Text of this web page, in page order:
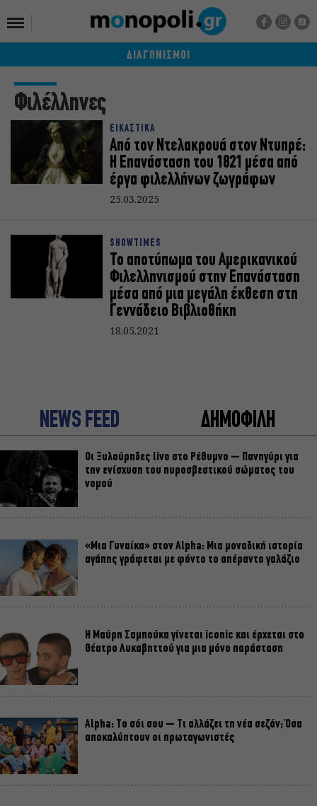
ΔΙΑΓΩΝΙΣΜΟΙ
Φιλέλληνες
ΕΙΚΑΣΤΙΚΑ
Από τον Ντελακρουά στον Ντυπρέ:
Η Επανάσταση του 1821 μέσα από
έργα φιλελλήνων ζωγράφων
25.03.2025
SHOWTIMES
Το αποτύπωμα του Αμερικανικού
Φιλελληνισμού στην Επανάσταση
μέσα από μια μεγάλη έκθεση στη
Γεννάδειο Βιβλιοθήκη
18.05.2021
NEWS FEED ΔΗΜΟΦΙΛΗ
Οι Ξυλούρηδες live στο Ρέθυμνο – Πανηγύρι για
την ενίσχυση του πυροσβεστικού σώματος του
νομού
«Μια Γυναίκα» στον Alpha: Μια μοναδική ιστορία
αγάπης γράφεται με φόντο το απέραντο γαλάζιο
Η Μαύρη Σαμπούκα γίνεται iconic και έρχεται στο
Θέατρο Λυκαβηττού για μια μόνο παράσταση
Alpha: Το σόι σου – Τι αλλάζει τη νέα σεζόν; Όσα
αποκαλύπτουν οι πρωταγωνιστές